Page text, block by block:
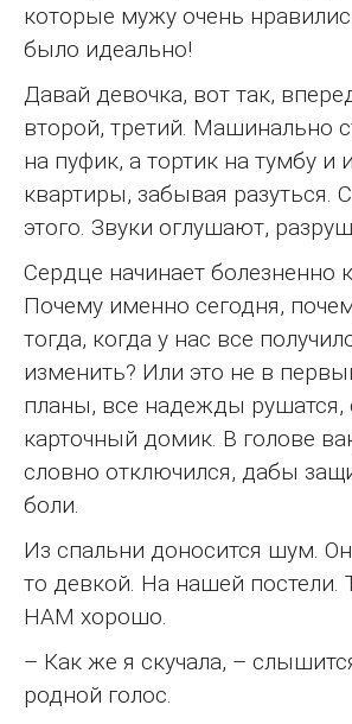
которые мужу очень
было идеально!
Давай девочка, вот так,
второй, третий. Машинально
на пуфик, а тортик на тумбу и
квартиры, забывая разуться.
этого. Звуки оглушают,
Сердце начинает болезненно
Почему именно сегодня,
тогда, когда у нас все
изменить? Или это не в
планы, все надежды рушатся,
карточный домик. В голове
словно отключился, дабы
боли.
Из спальни доносится шум.
то девкой. На нашей постели.
НАМ хорошо.
– Как же я скучала, –
родной голос.